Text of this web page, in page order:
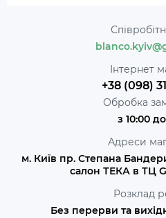
Інтернет
+38 (098)
Обробка
з 10:00
Адреси
м. Київ пр. Степана
салон ТЕКА в ТЦ
Розклад
Без перерви та